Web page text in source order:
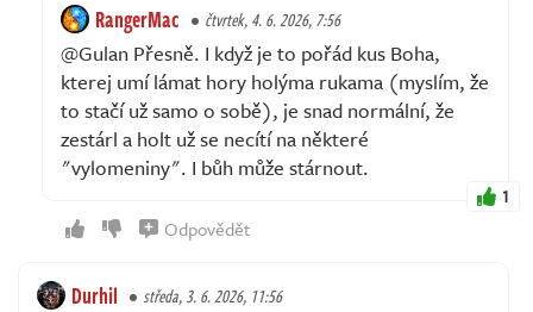
RangerMac čtvrtek, 4. 6. 2026, 7:56
@Gulan Přesně. I když je to pořád kus Boha,
kterej umí lámat hory holýma rukama (myslím, že
to stačí už samo o sobě), je snad normální, že
zestárl a holt už se necítí na některé
"vylomeniny". I bůh může stárnout.
1
Odpovědět
Durhil středa, 3. 6. 2026, 11:56